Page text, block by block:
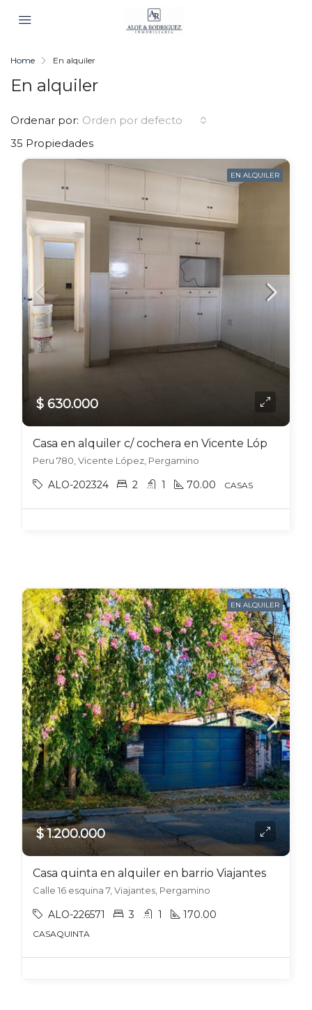
Home En alquiler
En alquiler
35 Propiedades
Ordenar por: Orden por defecto
EN ALQUILER
$ 630.000
Peru 780, Vicente López, Pergamino
ALO-202324 2 1 70.00 CASAS
EN ALQUILER
$ 1.200.000
Casa quinta en alquiler en barrio Viajantes
Calle 16 esquina 7, Viajantes, Pergamino
ALO-226571 3 1 170.00
CASAQUINTA